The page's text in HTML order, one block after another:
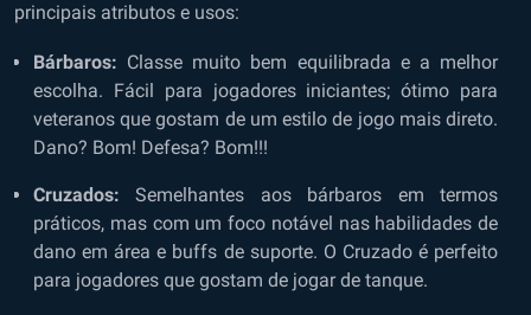
principais atributos e usos:
Bárbaros: Classe muito bem equilibrada e a melhor
escolha. Fácil para jogadores iniciantes; ótimo para
veteranos que gostam de um estilo de jogo mais direto.
Dano? Bom! Defesa? Bom!!!
Cruzados:Semelhantes aos bárbaros em termos
práticos, mas com um foco notável nas habilidades de
dano em área e buffs de suporte. O Cruzado é perfeito
para jogadores que gostam de jogar de tanque.